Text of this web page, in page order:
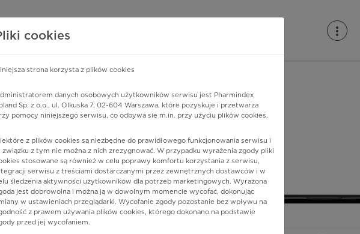
o lekach
PHARMINDEX
cookies
strona korzysta z plików cookies
danych osobowych użytkowników serwisu jest Pharmindex
Sp. z o.o., ul. Olkuska 7, 02-604 Warszawa, które pozyskuje i przetwarza
pomocy niniejszego serwisu, co odbywa się m.in. przy użyciu plików cookies.
z plików cookies są niezbędne do prawidłowego funkcjonowania serwisu i
związku z tym nie można z nich zrezygnować. W przypadku wyrażenia zgody pliki
stosowane są również w celu poprawy komfortu korzystania z serwisu,
serwisu z treściami dostarczanymi przez zewnętrznych dostawców i w
śledzenia aktywności użytkowników dla potrzeb marketingowych. Wyrażona
jest dobrowolna i można ją w dowolnym momencie wycofać, dokonując
w ustawieniach przeglądarki. Wycofanie zgody pozostanie bez wpływu na
z prawem używania plików cookies, którego dokonano na podstawie
przed jej wycofaniem.